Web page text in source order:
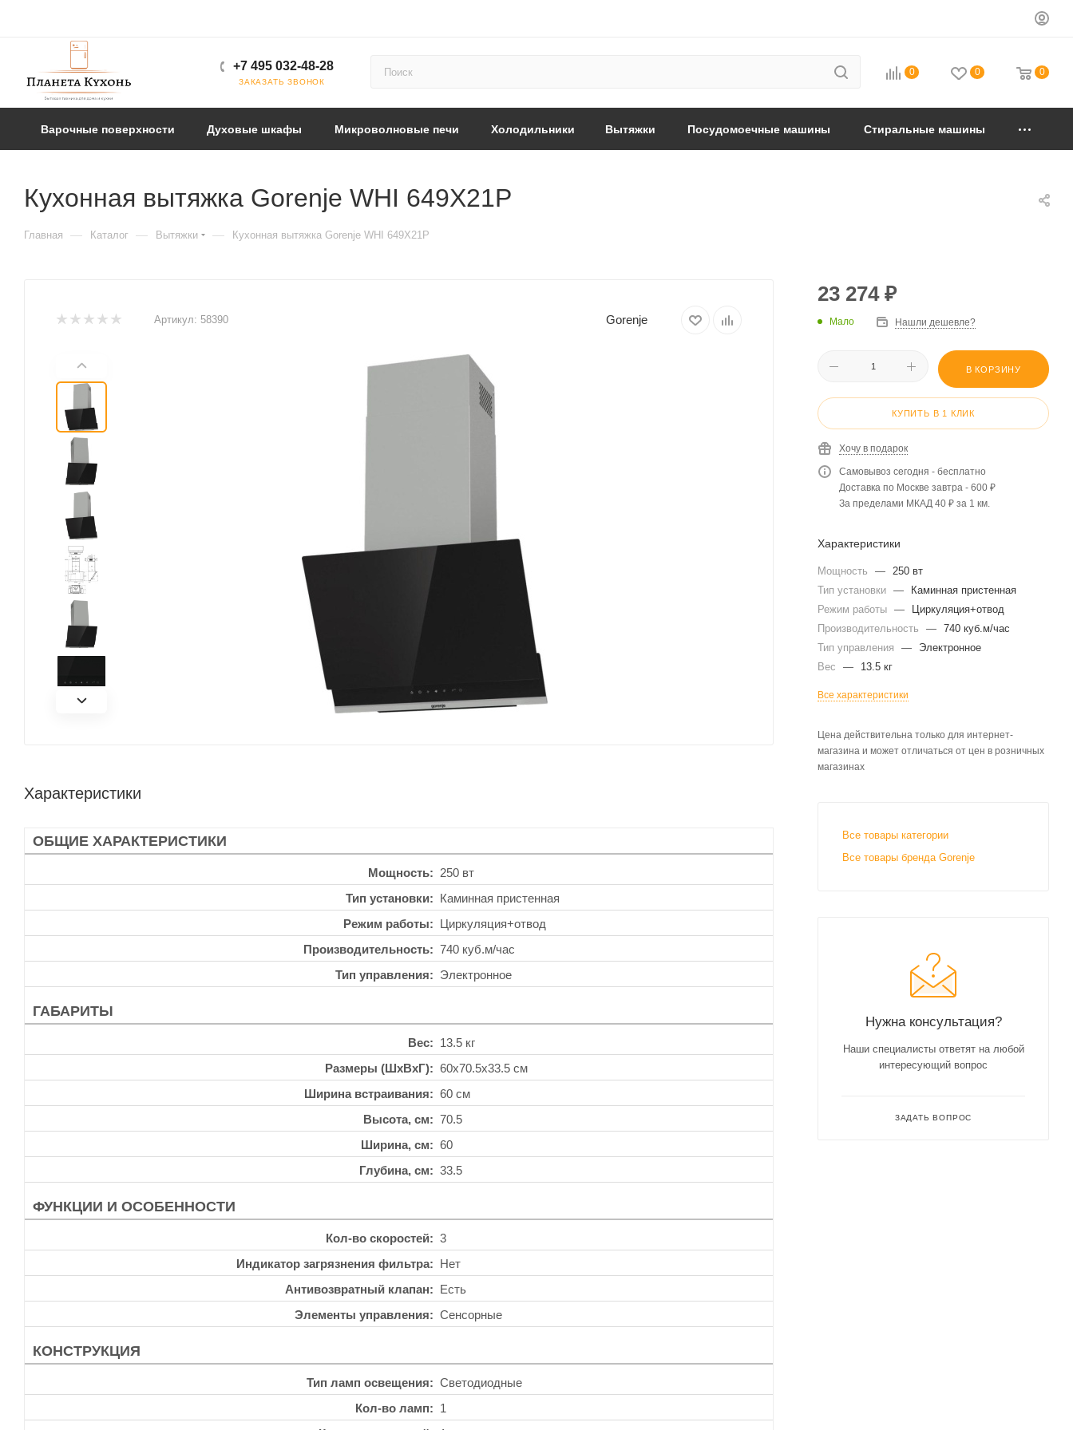
+7 495 032-48-28
ЗАКАЗАТЬ ЗВОНОК
0 0 0
Варочные поверхности Духовые шкафы Микроволновые печи Холодильники Вытяжки Посудомоечные машины Стиральные машины
Кухонная вытяжка Gorenje WHI 649X21P
Главная — Каталог — Вытяжки — Кухонная вытяжка Gorenje WHI 649X21P
Артикул: 58390 Gorenje
Характеристики
ОБЩИЕ ХАРАКТЕРИСТИКИ
Мощность
250 вт
Тип установки
Каминная пристенная
Режим работы
Циркуляция+отвод
Производительность
740 куб.м/час
Тип управления
Электронное
ГАБАРИТЫ
Вес
13.5 кг
Размеры (ШхВхГ)
60x70.5x33.5 см
Ширина встраивания
60 см
Высота, см
70.5
Ширина, см
60
Глубина, см
33.5
ФУНКЦИИ И ОСОБЕННОСТИ
Кол-во скоростей
3
Индикатор загрязнения фильтра
Нет
Антивозвратный клапан
Есть
Элементы управления
Сенсорные
КОНСТРУКЦИЯ
Тип ламп освещения
Светодиодные
Кол-во ламп
1
23 274₽
Мало Нашли дешевле?
В КОРЗИНУ
КУПИТЬ В 1 КЛИК
Хочу в подарок
Самовывоз сегодня - бесплатно
Доставка по Москве завтра - 600 ₽
За пределами МКАД 40 ₽ за 1 км.
Характеристики
Мощность —
250 вт
Тип установки —
Каминная пристенная
Режим работы —
Циркуляция+отвод
Производительность
— 740 куб.м/час
Тип управления
—
Электронное
Вес
— 13.5 кг
Все характеристики
Цена действительна только для интернет-
магазина и может отличаться от цен в розничных
магазинах
Все товары категории
Все товары бренда Gorenje
Нужна консультация?
Наши специалисты ответят на любой
интересующий вопрос
ЗАДАТЬ ВОПРОС